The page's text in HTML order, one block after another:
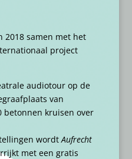
2018 samen met het
project
audiotour op de
van
betonnen kruisen over
wordtAufrecht
met een gratis